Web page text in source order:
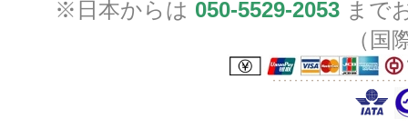
※日本からは 050-5529-2053 まで
（国